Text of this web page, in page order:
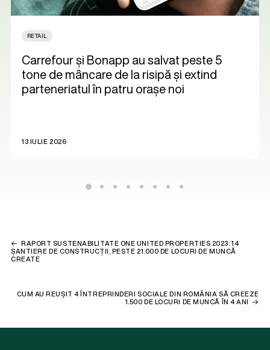
RETAIL
Carrefour și Bonapp au salvat peste 5
tone de mâncare de la risipă și extind
parteneriatul în patru orașe noi
13 IULIE 2026
RAPORT SUSTENABILITATE ONE UNITED PROPERTIES 2023: 14
ȘANTIERE DE CONSTRUCȚII, PESTE 21.000 DE LOCURI DE MUNCĂ
CREATE
CUM AU REUȘIT 4 ÎNTREPRINDERI SOCIALE DIN ROMÂNIA SĂ CREEZE
1.500 DE LOCURI DE MUNCĂ ÎN 4 ANI